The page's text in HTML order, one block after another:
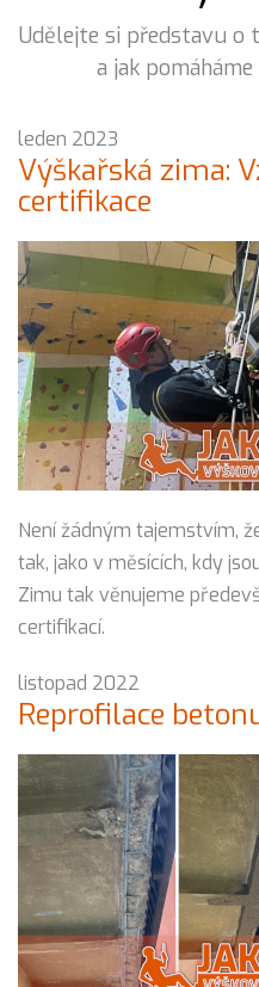
Udělejte si představu o
a jak
leden 2023
Výškařská zima:
certifikace
Není žádným tajemstvím,
tak, jako v měsících, kdy
Zimu tak věnujeme
certifikací.
listopad 2022
Reprofilace